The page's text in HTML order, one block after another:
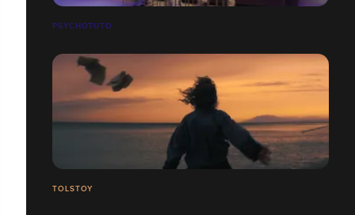
PSYCHOTUTO
TOLSTOY